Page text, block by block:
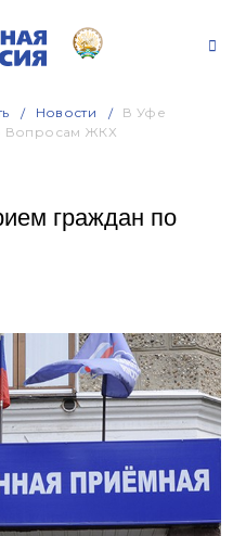
Новости
В Уфе
Вопросам ЖКХ
граждан по